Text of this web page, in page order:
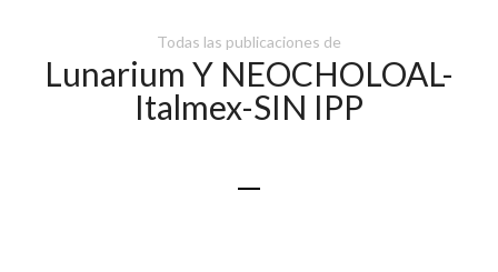
Todas las publicaciones de
Lunarium Y NEOCHOLOAL-
Italmex-SIN IPP